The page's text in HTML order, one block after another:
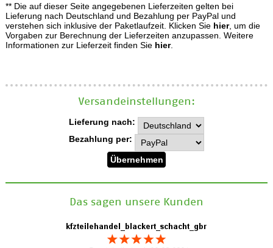
** Die auf dieser Seite angegebenen Lieferzeiten gelten bei
Lieferung nach Deutschland und Bezahlung per PayPal und
verstehen sich inklusive der Paketlaufzeit. Klicken Sie hier, um die
Vorgaben zur Berechnung der Lieferzeiten anzupassen. Weitere
Informationen zur Lieferzeit finden Sie hier.
Versand­einstellungen:
Lieferung nach:
Bezahlung per:
Das sagen unsere Kunden